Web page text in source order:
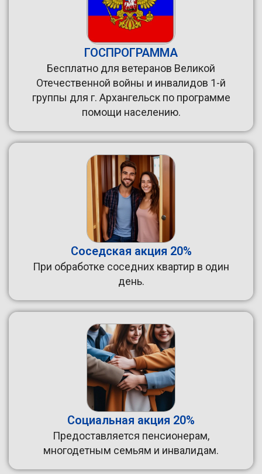
ГОСПРОГРАММА
Бесплатно для ветеранов Великой
Отечественной войны и инвалидов 1-й
группы для г. Архангельск по программе
помощи населению.
Соседская акция 20%
При обработке соседних квартир в один
день.
Социальная акция 20%
Предоставляется пенсионерам,
многодетным семьям и инвалидам.